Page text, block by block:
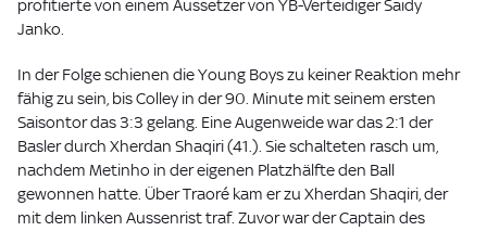
profitierte von einem Aussetzer von YB-Verteidiger Saidy
Janko.
In der Folge schienen die Young Boys zu keiner Reaktion mehr
fähig zu sein, bis Colley in der 90. Minute mit seinem ersten
Saisontor das 3:3 gelang. Eine Augenweide war das 2:1 der
Basler durch Xherdan Shaqiri (41.). Sie schalteten rasch um,
nachdem Metinho in der eigenen Platzhälfte den Ball
gewonnen hatte. Über Traoré kam er zu Xherdan Shaqiri, der
mit dem linken Aussenrist traf. Zuvor war der Captain des